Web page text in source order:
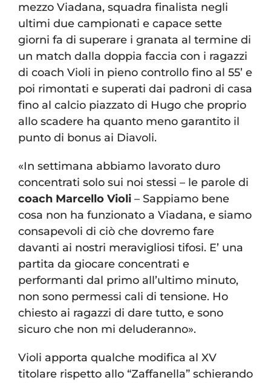
mezzo Viadana, squadra finalista negli
ultimi due campionati e capace sette
giorni fa di superare i granata al termine di
un match dalla doppia faccia con i ragazzi
di coach Violi in pieno controllo fino al 55’ e
poi rimontati e superati dai padroni di casa
fino al calcio piazzato di Hugo che proprio
allo scadere ha quanto meno garantito il
punto di bonus ai Diavoli.
«In settimana abbiamo lavorato duro
concentrati solo sui noi stessi – le parole di
coach Marcello Violi – Sappiamo bene
cosa non ha funzionato a Viadana, e siamo
consapevoli di ciò che dovremo fare
davanti ai nostri meravigliosi tifosi. E’ una
partita da giocare concentrati e
performanti dal primo all’ultimo minuto,
non sono permessi cali di tensione. Ho
chiesto ai ragazzi di dare tutto, e sono
sicuro che non mi deluderanno».
Violi apporta qualche modifica al XV
titolare rispetto allo “Zaffanella” schierando